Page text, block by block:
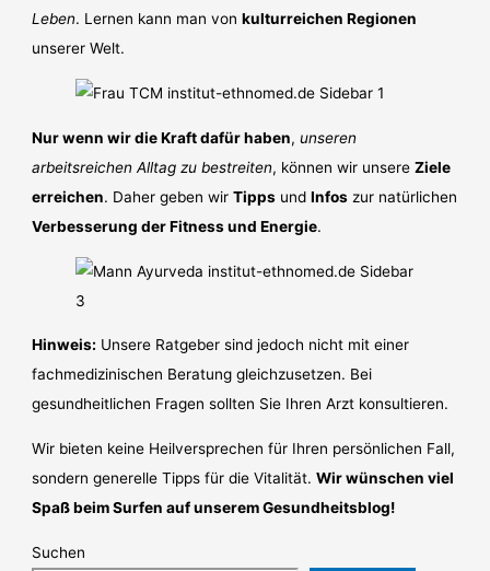
Leben. Lernen kann man vonkulturreichen Regionen
unserer Welt.
Nur wenn wir die Kraft dafür haben,unseren
arbeitsreichen Alltag zu bestreiten, können wir unsereZiele
erreichen. Daher geben wirTipps undInfos zur natürlichen
Verbesserung der Fitness und Energie.
Hinweis: Unsere Ratgeber sind jedoch nicht mit einer
fachmedizinischen Beratung gleichzusetzen. Bei
gesundheitlichen Fragen sollten Sie Ihren Arzt konsultieren.
Wir bieten keine Heilversprechen für Ihren persönlichen Fall,
sondern generelle Tipps für die Vitalität.Wir wünschen viel
Spaß beim Surfen auf unserem Gesundheitsblog!
Suchen